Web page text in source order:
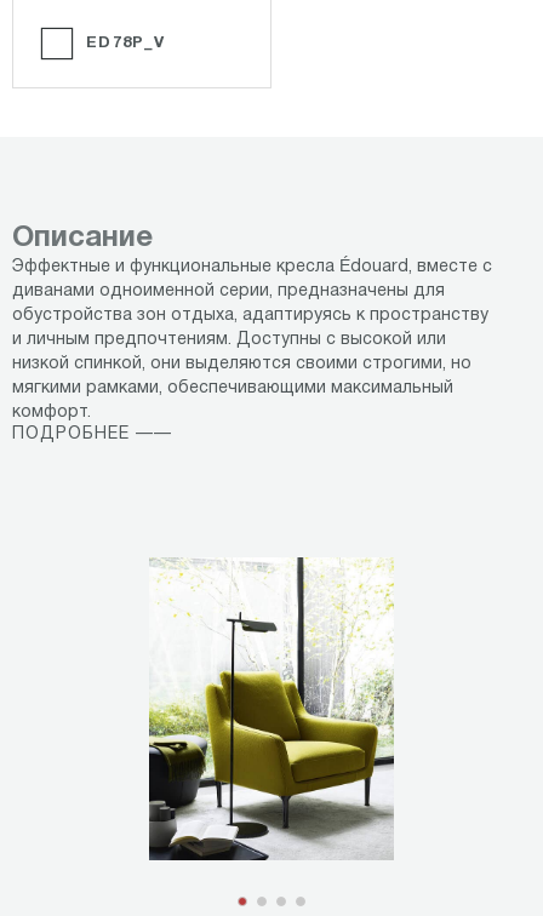
ED78P_V
Описание
Эффектные и функциональные кресла Édouard, вместе с
диванами одноименной серии, предназначены для
обустройства зон отдыха, адаптируясь к пространству
и личным предпочтениям. Доступны с высокой или
низкой спинкой, они выделяются своими строгими, но
мягкими рамками, обеспечивающими максимальный
комфорт.
ПОДРОБНЕЕ ——